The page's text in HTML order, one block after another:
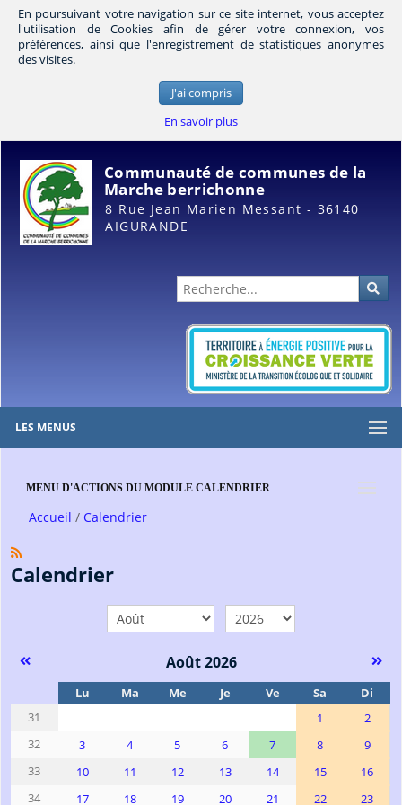
En poursuivant votre navigation sur ce site internet, vous acceptez
l'utilisation de Cookies afin de gérer votre connexion, vos
préférences, ainsi que l'enregistrement de statistiques anonymes
des visites.
J'ai compris
En savoir plus
Communauté de communes de la
Marche berrichonne
8 Rue Jean Marien Messant - 36140
AIGURANDE
LES MENUS
MENU D'ACTIONS DU MODULE CALENDRIER
Accueil Calendrier
Calendrier
mois année
Août 2026
Lu Ma Me Je Ve Sa
Di
31
1
2
32
3 4 5 6 7 8
9
33
10 11 12 13 14 15
16
34
17 18 19 20 21 22 23